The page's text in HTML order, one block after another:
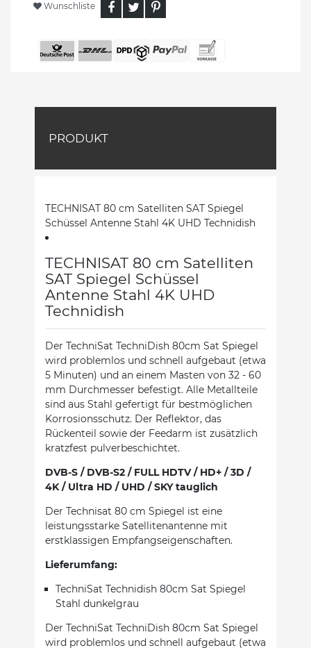
Wunschliste
PRODUKT
TECHNISAT 80 cm Satelliten SAT Spiegel
Schüssel Antenne Stahl 4K UHD Technidish
TECHNISAT 80 cm Satelliten
SAT Spiegel Schüssel
Antenne Stahl 4K UHD
Technidish
Der TechniSat TechniDish 80cm Sat Spiegel
wird problemlos und schnell aufgebaut (etwa
5 Minuten) und an einem Masten von 32 - 60
mm Durchmesser befestigt. Alle Metallteile
sind aus Stahl gefertigt für bestmöglichen
Korrosionsschutz. Der Reflektor, das
Rückenteil sowie der Feedarm ist zusätzlich
kratzfest pulverbeschichtet.
DVB-S / DVB-S2 / FULL HDTV / HD+ / 3D /
4K / Ultra HD / UHD / SKY tauglich
Der Technisat 80 cm Spiegel ist eine
leistungsstarke Satellitenantenne mit
erstklassigen Empfangseigenschaften.
Lieferumfang:
TechniSat Technidish 80cm Sat Spiegel
Stahl dunkelgrau
Der TechniSat TechniDish 80cm Sat Spiegel
wird problemlos und schnell aufgebaut (etwa